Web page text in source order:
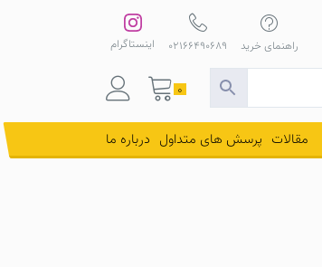
0
راهنمای خرید 02166490689 اینستاگرام
مقالات پرسش های متداول درباره ما